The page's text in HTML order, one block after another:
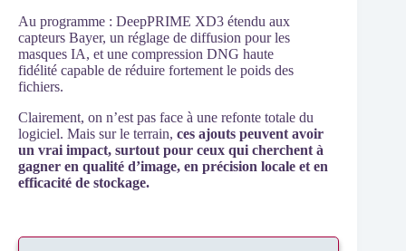
Au programme : DeepPRIME XD3 étendu aux
capteurs Bayer, un réglage de diffusion pour les
masques IA, et une compression DNG haute
fidélité capable de réduire fortement le poids des
fichiers.
Clairement, on n’est pas face à une refonte totale du
logiciel. Mais sur le terrain, ces ajouts peuvent avoir
un vrai impact, surtout pour ceux qui cherchent à
gagner en qualité d’image, en précision locale et en
efficacité de stockage.